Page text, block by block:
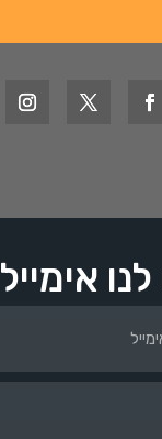
אימייל